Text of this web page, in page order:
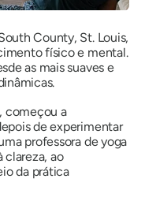
County, St. Louis,
físico e mental.
as mais suaves e
.
começou a
de experimentar
professora de yoga
clareza, ao
da prática